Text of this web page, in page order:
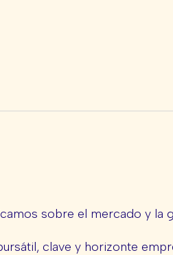
sobre el mercado y la
clave y horizonte